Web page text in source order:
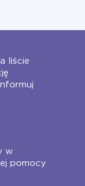
liście
w
pomocy